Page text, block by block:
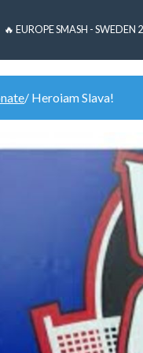
🔥 EUROPE SMASH - SWEDEN
/ Heroiam Slava!